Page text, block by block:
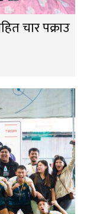
चार पक्राउ